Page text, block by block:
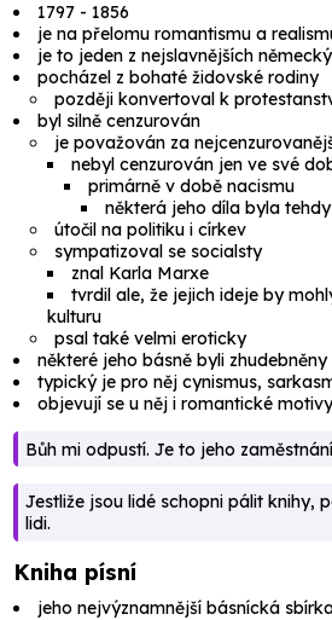
1797 - 1856
je na přelomu romantismu a
je to jeden z nejslavnějších
pocházel z bohaté židovské rodiny
později konvertoval k
byl silně cenzurován
je považován za
nebyl cenzurován jen ve své
primárně v době nacismu
některá jeho díla byla
útočil na politiku i církev
sympatizoval se socialsty
znal Karla Marxe
tvrdil ale, že jejich ideje by
kulturu
psal také velmi eroticky
některé jeho básně byli zhudebněny
typický je pro něj cynismus,
objevují se u něj i romantické
Bůh mi odpustí. Je to jeho
Jestliže jsou lidé schopni pálit knihy,
lidi.
Kniha písní
jeho nejvýznamnější básnícká